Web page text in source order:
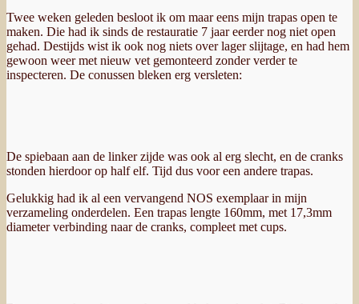
1949
deel
4:
terug
voor
Twee weken geleden besloot ik om maar eens mijn trapas open te
maken. Die had ik sinds de restauratie 7 jaar eerder nog niet open
gehad. Destijds wist ik ook nog niets over lager slijtage, en had hem
gewoon weer met nieuw vet gemonteerd zonder verder te
inspecteren. De conussen bleken erg versleten:
De spiebaan aan de linker zijde was ook al erg slecht, en de cranks
stonden hierdoor op half elf. Tijd dus voor een andere trapas.
Gelukkig had ik al een vervangend NOS exemplaar in mijn
verzameling onderdelen. Een trapas lengte 160mm, met 17,3mm
diameter verbinding naar de cranks, compleet met cups.